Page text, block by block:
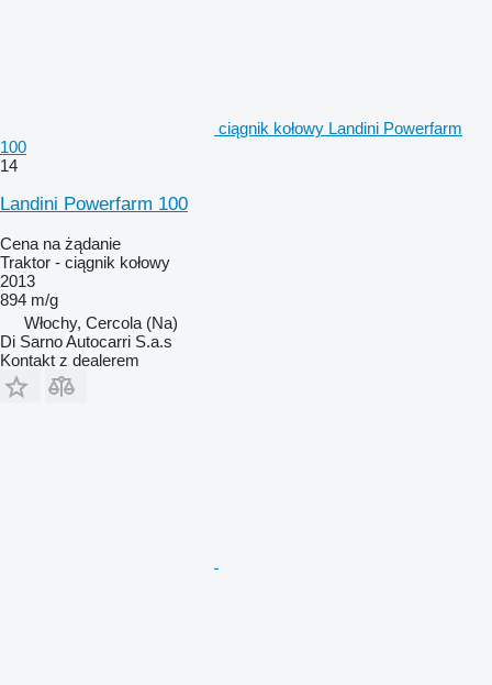
ciągnik kołowy Landini Powerfarm
100
14
Landini Powerfarm 100
Cena na żądanie
Traktor - ciągnik kołowy
2013
894 m/g
Włochy, Cercola (Na)
Di Sarno Autocarri S.a.s
Kontakt z dealerem